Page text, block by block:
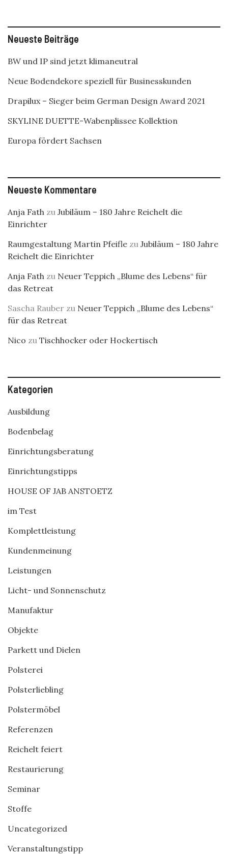
Neueste Beiträge
BW und IP sind jetzt klimaneutral
Neue Bodendekore speziell für Businesskunden
Drapilux – Sieger beim German Design Award 2021
SKYLINE DUETTE-Wabenplissee Kollektion
Europa fördert Sachsen
Neueste Kommentare
Anja Fath zu Jubiläum – 180 Jahre Reichelt die
Einrichter
Raumgestaltung Martin Pfeifle zu Jubiläum – 180 Jahre
Reichelt die Einrichter
Anja Fath zu Neuer Teppich „Blume des Lebens“ für
das Retreat
Sascha Rauber zu Neuer Teppich „Blume des Lebens“
für das Retreat
Nico zu Tischhocker oder Hockertisch
Kategorien
Ausbildung
Bodenbelag
Einrichtungsberatung
Einrichtungstipps
HOUSE OF JAB ANSTOETZ
im Test
Komplettleistung
Kundenmeinung
Leistungen
Licht- und Sonnenschutz
Manufaktur
Objekte
Parkett und Dielen
Polsterei
Polsterliebling
Polstermöbel
Referenzen
Reichelt feiert
Restaurierung
Seminar
Stoffe
Uncategorized
Veranstaltungstipp